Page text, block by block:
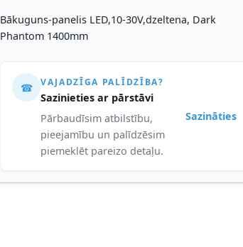
Bākuguns-panelis LED,10-30V,dzeltena, Dark
Phantom 1400mm
☎ VAJADZĪGA PALĪDZĪBA?
Sazinieties ar pārstāvi
Pārbaudīsim atbilstību,
pieejamību un palīdzēsim
piemeklēt pareizo detaļu.
Sazināties